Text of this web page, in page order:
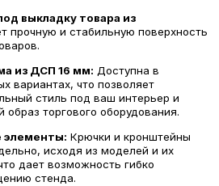
выкладку товара из
прочную и стабильную поверхность
из ДСП 16 мм: Доступна в
вариантах, что позволяет
стиль под ваш интерьер и
образ торгового оборудования.
элементы: Крючки и кронштейны
исходя из моделей и их
дает возможность гибко
стенда.